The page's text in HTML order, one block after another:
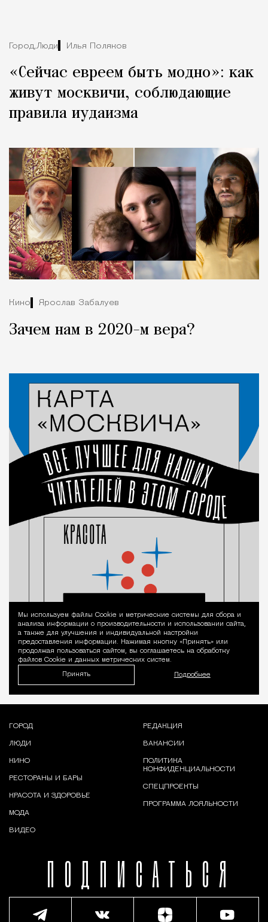
Город,Люди Илья Поляков
«Сейчас евреем быть модно»: как
живут москвичи, соблюдающие
правила иудаизма
Кино Ярослав Забалуев
Зачем нам в 2020-м вера?
Уведомление
Мы используем файлы Сookie и метрические системы для сбора и
анализа информации о производительности и использовании сайта,
а также для улучшения и индивидуальной настройки
предоставления информации. Нажимая кнопку «Принять» или
продолжая пользоваться сайтом, вы соглашаетесь на обработку
файлов Cookie и данных метрических систем.
Принять Подробнее
ПОДПИСАТЬСЯ
ГОРОД
ЛЮДИ
КИНО
РЕСТОРАНЫ И БАРЫ
КРАСОТА И ЗДОРОВЬЕ
МОДА
ВИДЕО
РЕДАКЦИЯ
ВАКАНСИИ
ПОЛИТИКА
КОНФИДЕНЦИАЛЬНОСТИ
СПЕЦПРОЕКТЫ
ПРОГРАММА ЛОЯЛЬНОСТИ